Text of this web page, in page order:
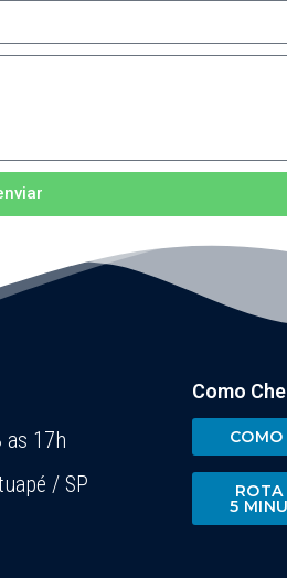
as 17h
/ SP
Como
ROTA
5